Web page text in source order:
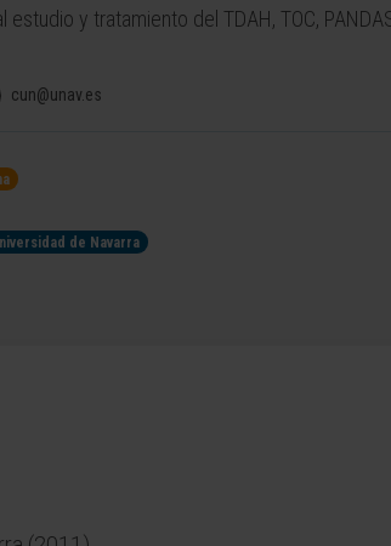
estudio y tratamiento del TDAH, TOC,
cun@unav.es
de Navarra